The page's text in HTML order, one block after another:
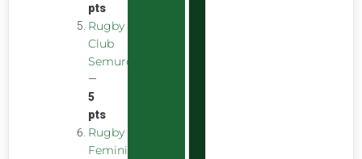
pts
Rugby
Club
Semurois
—
5
pts
Rugby
Feminin